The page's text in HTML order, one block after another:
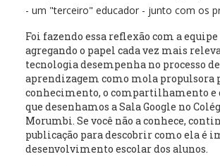
- um "terceiro" educador - junto com os
Foi fazendo essa reflexão com a equipe
agregando o papel cada vez mais
tecnologia desempenha no processo de
aprendizagem como mola propulsora
conhecimento, o compartilhamento e
que desenhamos a Sala Google no
Morumbi. Se você não a conhece,
publicação para descobrir como ela é
desenvolvimento escolar dos alunos.